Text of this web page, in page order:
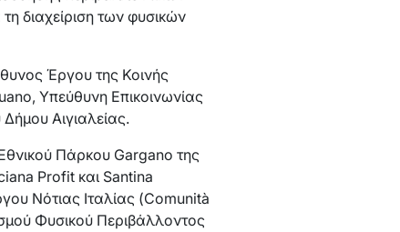
διαχείριση των φυσικών
Έργου της Κοινής
Υπεύθυνη Επικοινωνίας
Αιγιαλείας.
Πάρκου Gargano της
Profit και Santina
Νότιας Ιταλίας (Comunità
Φυσικού Περιβάλλοντος